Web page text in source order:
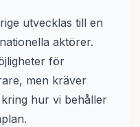
utvecklas till en
aktörer.
för
men kräver
hur vi behåller